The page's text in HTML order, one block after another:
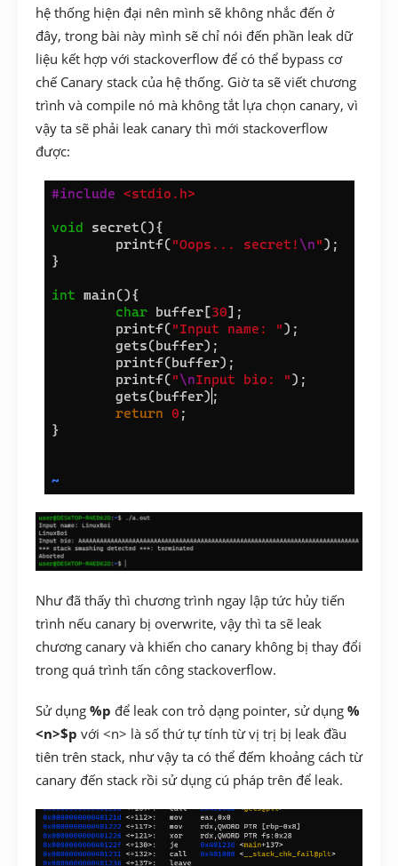
hệ thống hiện đại nên mình sẽ không nhắc đến ở
đây, trong bài này mình sẽ chỉ nói đến phần leak dữ
liệu kết hợp với stackoverflow để có thể bypass cơ
chế Canary stack của hệ thống. Giờ ta sẽ viết chương
trình và compile nó mà không tắt lựa chọn canary, vì
vậy ta sẽ phải leak canary thì mới stackoverflow
được:
Như đã thấy thì chương trình ngay lập tức hủy tiến
trình nếu canary bị overwrite, vậy thì ta sẽ leak
chương canary và khiến cho canary không bị thay đổi
trong quá trình tấn công stackoverflow.
Sử dụng %p để leak con trỏ dạng pointer, sử dụng %
<n>$p với <n> là số thứ tự tính từ vị trị bị leak đầu
tiên trên stack, như vậy ta có thể đếm khoảng cách từ
canary đến stack rồi sử dụng cú pháp trên để leak.